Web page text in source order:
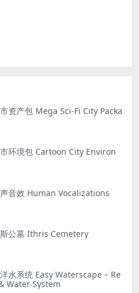
市资产包 Mega Sci-Fi City Packa
市环境包 Cartoon City Environ
声音效 Human Vocalizations
斯公墓 Ithris Cemetery
洋水系统 Easy Waterscape – Re
Water System